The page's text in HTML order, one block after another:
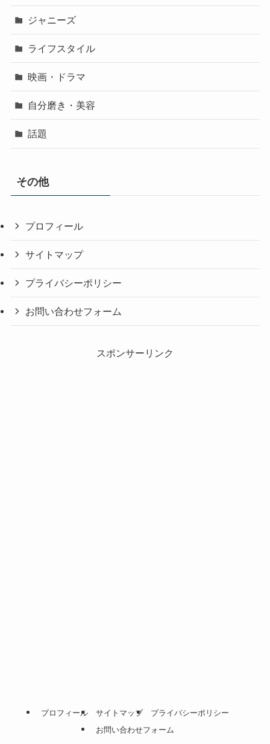
ジャニーズ
ライフスタイル
映画・ドラマ
自分磨き・美容
話題
その他
プロフィール
サイトマップ
プライバシーポリシー
お問い合わせフォーム
スポンサーリンク
プロフィール サイトマップ
プライバシーポリシー
お問い合わせフォーム